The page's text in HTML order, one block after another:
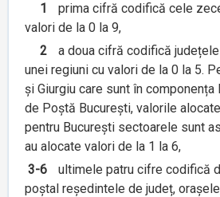
1
prima cifră codifică cele
valori de la 0 la 9,
2
a doua cifră codifică
unei regiuni cu valori de la 0 la 5.
și Giurgiu care sunt în
de Poștă București, valorile
pentru București sectoarele sunt
au alocate valori de la 1 la 6,
3-6
ultimele patru cifre codifică
poștal reședintele de județ,